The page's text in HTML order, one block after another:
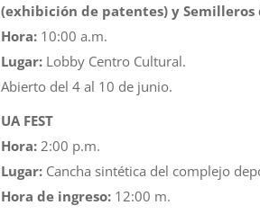
(exhibición de patentes) y Semilleros
Hora: 10:00 a.m.
Lugar: Lobby Centro Cultural.
Abierto del 4 al 10 de junio.
UA FEST
Hora: 2:00 p.m.
Lugar: Cancha sintética del complejo
Hora de ingreso: 12:00 m.